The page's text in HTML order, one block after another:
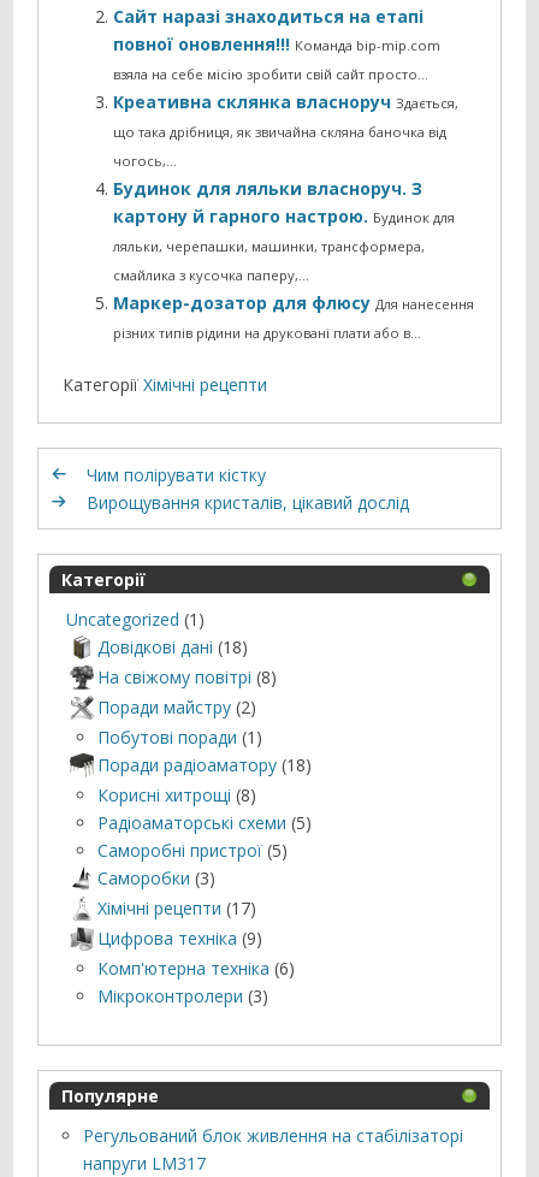
Сайт наразі знаходиться на етапі
повної оновлення!!! Команда bip-mip.com
взяла на себе місію зробити свій сайт просто…
Креативна склянка власноручЗдається,
що така дрібниця, як звичайна скляна баночка від
чогось,…
Будинок для ляльки власноруч. З
картону й гарного настрою. Будинок для
ляльки, черепашки, машинки, трансформера,
смайлика з кусочка паперу,…
Маркер-дозатор для флюсуДля нанесення
різних типів рідини на друковані плати або в…
Категорії Хімічні рецепти
Чим полірувати кістку
Вирощування кристалів, цікавий дослід
Категорії
Uncategorized (1)
Довідкові дані (18)
На свіжому повітрі (8)
Поради майстру (2)
Побутові поради (1)
Поради радіоаматору (18)
Корисні хитрощі (8)
Радіоаматорські схеми (5)
Саморобні пристрої (5)
Саморобки (3)
Хімічні рецепти (17)
Цифрова техніка (9)
Комп'ютерна техніка (6)
Мікроконтролери (3)
Популярне
Регульований блок живлення на стабілізаторі
напруги LM317